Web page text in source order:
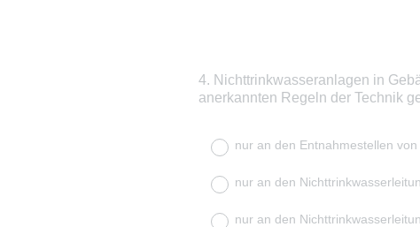
Question
Title
4. Nichttrinkwasseranlagen in
anerkannten Regeln der Technik
nur an den Entnahmestellen
nur an den
nur an den